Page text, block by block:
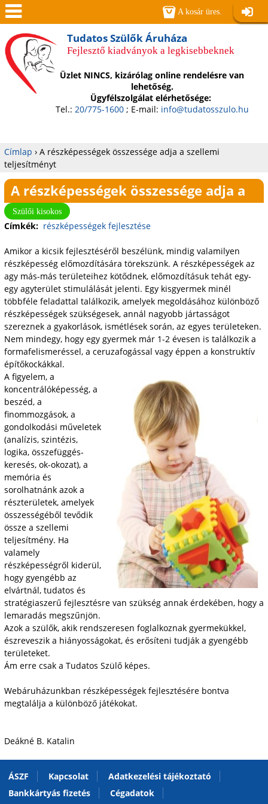
Jump to navigation
Tudatos Szülők Áruháza
Fejlesztő kiadványok a legkisebbeknek
Üzlet NINCS, kizárólag online rendelésre van
lehetőség.
Ügyfélszolgálat elérhetősége:
Tel.: 20/775-1600; E-mail: info@tudatosszulo.hu
Jelenlegi
hely
Címlap › A részképességek összessége adja a szellemi
teljesítményt
A részképességek összessége adja a
szellemi teljesítményt
Szülői kisokos
Címkék: részképességek fejlesztése
Amikor a kicsik fejlesztéséről beszélünk, mindig valamilyen
részképesség előmozdítására törekszünk. A részképességek az
agy más-más területeihez kötődnek, előmozdításuk tehát egy-
egy agyterület stimulálását jelenti. Egy kisgyermek minél
többféle feladattal találkozik, amelyek megoldásához különböző
részképességek szükségesek, annál nagyobb jártasságot
szereznek a gyakorlások, ismétlések során, az egyes területeken.
Nem mindegy, hogy egy gyermek már 1-2 évesen is találkozik a
formafelismeréssel, a ceruzafogással vagy éppen a konstruktív
építőkockákkal.
A figyelem, a
koncentrálóképesség, a
beszéd, a
finommozgások, a
gondolkodási műveletek
(analízis, szintézis,
logika, összefüggés-
keresés, ok-okozat), a
memória és
sorolhatnánk azok a
részterületek, amelyek
összességéből tevődik
össze a szellemi
teljesítmény. Ha
valamely
részképességről kiderül,
hogy gyengébb az
elvártnál, tudatos és
stratégiaszerű fejlesztésre van szükség annak érdekében, hogy a
lemaradás megszűnjön.
Azok a szülők, akik rendszeresen foglalkoznak gyermekükkel,
észreveszik a hiányosságokat, és erősíteni tudják a gyengébb
területeket.
Ám erre csak a Tudatos Szülő képes.
Webáruházunkban részképességek fejlesztésére bontva
megtalálja a különböző játékokat.
Deákné B. Katalin
A kosár üres.
Men
ü
ÁSZF Kapcsolat
Adatkezelési tájékoztató
Bankkártyás fizetés
Cégadatok